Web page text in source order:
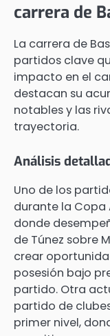
carrera de
La carrera de
partidos clave
impacto en el
destacan su
notables y las
trayectoria.
Análisis
Uno de los
durante la Copa
donde
de Túnez sobre
crear
posesión bajo
partido. Otra
partido de
primer nivel,